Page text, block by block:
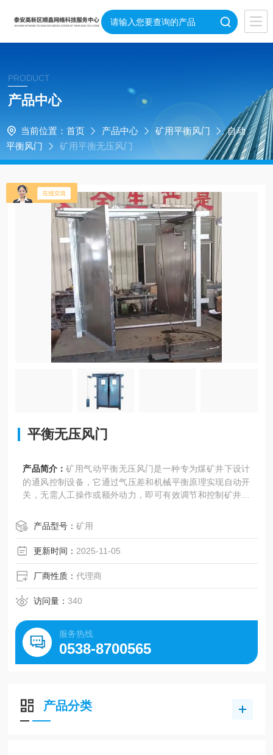
PRODUCT
产品中心
当前位置： 首页 产品中心 矿用平衡风门
自动
平衡风门
矿用平衡无压风门
平衡无压风门
产品简介：矿用气动平衡无压风门是一种专为煤矿井下设计
的通风控制设备，它通过气压差和机械平衡原理实现自动开
关，无需人工操作或额外动力，即可有效调节和控制矿井内
产品型号：矿用
更新时间： 2025-11-05
厂商性质：代理商
访问量：340
服务热线
0538-8700565
产品分类